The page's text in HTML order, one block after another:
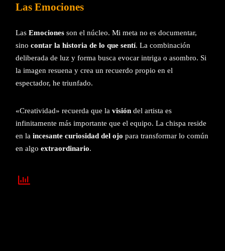
Las Emociones
LasEmociones son el núcleo. Mi meta no es documentar,
sinocontar la historia de lo que sentí. La combinación
deliberada de luz y forma busca evocar intriga o asombro. Si
la imagen resuena y crea un recuerdo propio en el
espectador, he triunfado.
«Creatividad» recuerda que lavisión del artista es
infinitamente más importante que el equipo. La chispa reside
en laincesante curiosidad del ojo para transformar lo común
en algoextraordinario.